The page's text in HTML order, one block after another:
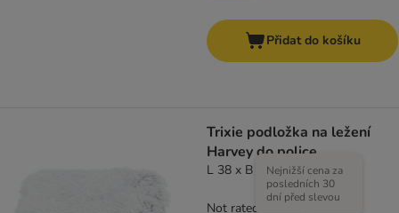
Přidat do košíku
Trixie podložka na ležení
Harvey do police
L 38 x B 33 cmNejnižší cena za
posledních 30
dní před slevou
Not rated